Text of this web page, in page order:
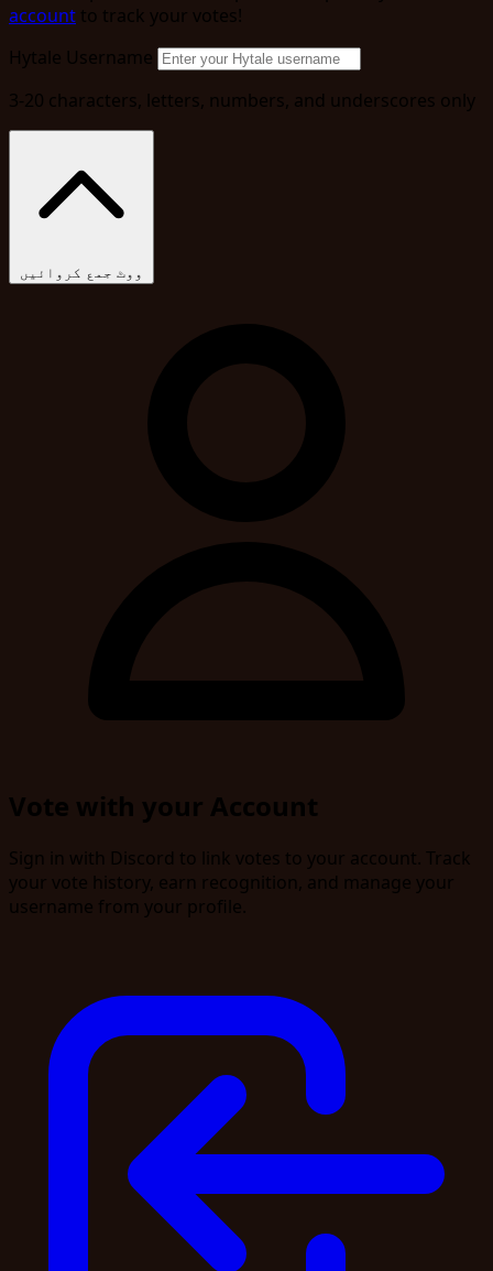
account to track your votes!
Hytale Username
3-20 characters, letters, numbers, and underscores only
ووٹ جمع کروائیں
Vote with your Account
Sign in with Discord to link votes to your account. Track
your vote history, earn recognition, and manage your
username from your profile.